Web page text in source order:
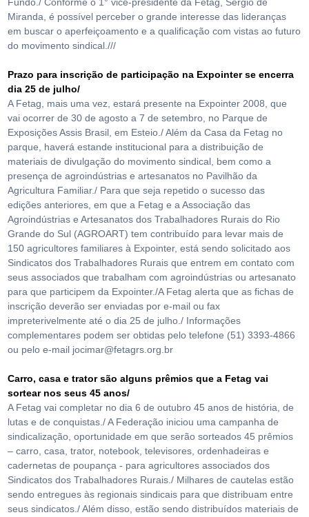
Miranda, é possível perceber o grande interesse das lideranças
em buscar o aperfeiçoamento e a qualificação com vistas ao futuro
do movimento sindical.///
Prazo para inscrição de participação na Expointer se encerra
dia 25 de julho/
A Fetag, mais uma vez, estará presente na Expointer 2008, que
vai ocorrer de 30 de agosto a 7 de setembro, no Parque de
Exposições Assis Brasil, em Esteio./ Além da Casa da Fetag no
parque, haverá estande institucional para a distribuição de
materiais de divulgação do movimento sindical, bem como a
presença de agroindústrias e artesanatos no Pavilhão da
Agricultura Familiar./ Para que seja repetido o sucesso das
edições anteriores, em que a Fetag e a Associação das
Agroindústrias e Artesanatos dos Trabalhadores Rurais do Rio
Grande do Sul (AGROART) tem contribuído para levar mais de
150 agricultores familiares à Expointer, está sendo solicitado aos
Sindicatos dos Trabalhadores Rurais que entrem em contato com
seus associados que trabalham com agroindústrias ou artesanato
para que participem da Expointer./A Fetag alerta que as fichas de
inscrição deverão ser enviadas por e-mail ou fax
impreterivelmente até o dia 25 de julho./ Informações
complementares podem ser obtidas pelo telefone (51) 3393-4866
ou pelo e-mail jocimar@fetagrs.org.br
Carro, casa e trator são alguns prêmios que a Fetag vai
sortear nos seus 45 anos/
A Fetag vai completar no dia 6 de outubro 45 anos de história, de
lutas e de conquistas./ A Federação iniciou uma campanha de
sindicalização, oportunidade em que serão sorteados 45 prêmios
– carro, casa, trator, notebook, televisores, ordenhadeiras e
cadernetas de poupança - para agricultores associados dos
Sindicatos dos Trabalhadores Rurais./ Milhares de cautelas estão
sendo entregues às regionais sindicais para que distribuam entre
seus sindicatos./ Além disso, estão sendo distribuídos materiais de